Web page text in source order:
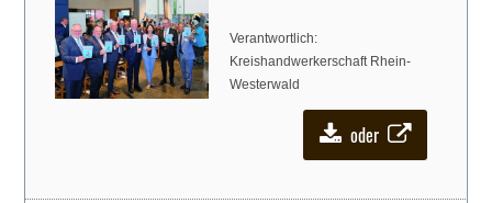
Verantwortlich:
Kreishandwerkerschaft Rhein-
Westerwald
oder